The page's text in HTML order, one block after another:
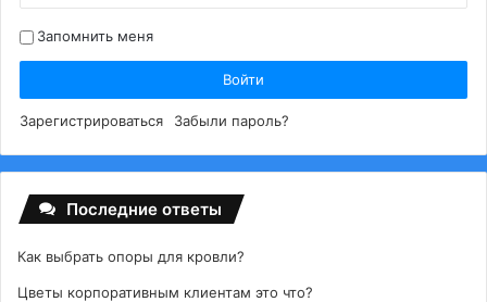
Запомнить меня
Войти
Зарегистрироваться Забыли пароль?
Последние ответы
Как выбрать опоры для кровли?
Цветы корпоративным клиентам это что?